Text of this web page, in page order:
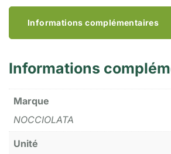
Informations complémentaires
Informations
Marque
NOCCIOLATA
Unité